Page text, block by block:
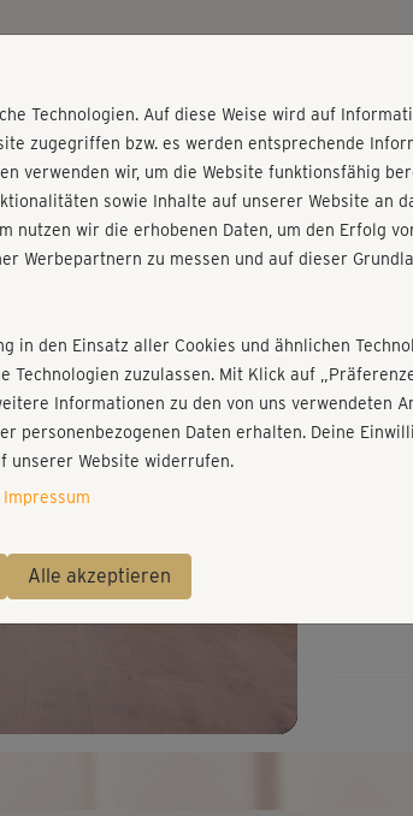
Gib
Technologien. Auf diese Weise wird auf
zugegriffen bzw. es werden entsprechende
verwenden wir, um die Website funktionsfähig
sowie Inhalte auf unserer Website an
nutzen wir die erhobenen Daten, um den Erfolg
Werbepartnern zu messen und auf dieser
in den Einsatz aller Cookies und ähnlichen
Technologien zuzulassen. Mit Klick auf
Informationen zu den von uns verwendeten
personenbezogenen Daten erhalten. Deine
unserer Website widerrufen.
Impressum
Alle akzeptieren